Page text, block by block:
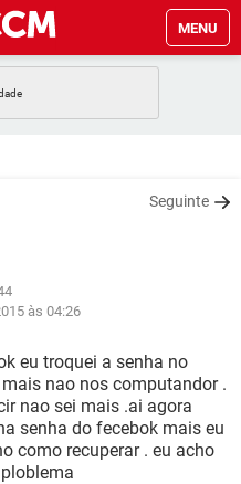
MENU
GMAIL
EXCEL
WHATSAPP
EXCEL
GMAIL
FACEBOOK
EXCEL
GMAIL
Seguinte
às 04:26
eu troquei a senha no
nao nos computandor .
nao sei mais .ai agora
senha do fecebok mais eu
como recuperar . eu acho